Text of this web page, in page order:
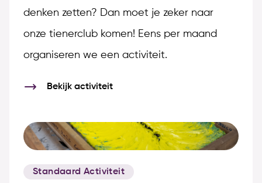
denken zetten? Dan moet je zeker naar
onze tienerclub komen! Eens per maand
organiseren we een activiteit.
Bekijk activiteit
Standaard Activiteit